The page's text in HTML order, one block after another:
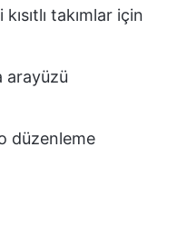
takımlar için
arayüzü
düzenleme